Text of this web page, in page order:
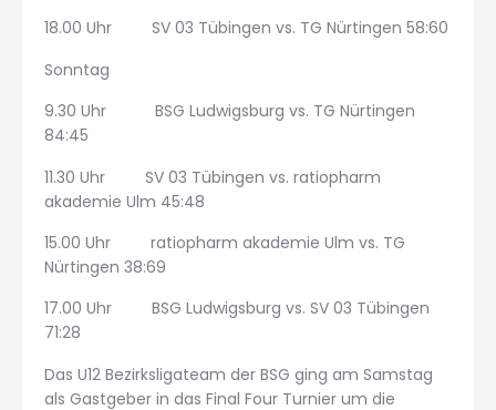
18.00 Uhr SV 03 Tübingen vs. TG Nürtingen 58:60
Sonntag
9.30 Uhr BSG Ludwigsburg vs. TG Nürtingen
84:45
11.30 Uhr SV 03 Tübingen vs. ratiopharm
akademie Ulm 45:48
15.00 Uhr ratiopharm akademie Ulm vs. TG
Nürtingen 38:69
17.00 Uhr BSG Ludwigsburg vs. SV 03 Tübingen
71:28
Das U12 Bezirksligateam der BSG ging am Samstag
als Gastgeber in das Final Four Turnier um die